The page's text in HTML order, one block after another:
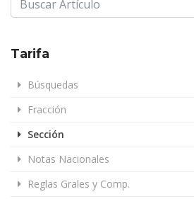
Tarifa
Búsquedas
Fracción
Sección
Notas Nacionales
Reglas Grales y Comp.